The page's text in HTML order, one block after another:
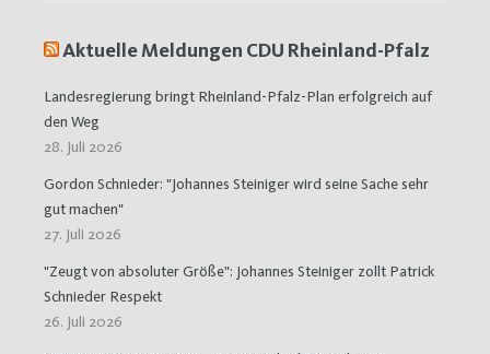
Aktuelle Meldungen CDU Rheinland-Pfalz
Landesregierung bringt Rheinland-Pfalz-Plan erfolgreich auf
den Weg
28. Juli 2026
Gordon Schnieder: "Johannes Steiniger wird seine Sache sehr
gut machen"
27. Juli 2026
"Zeugt von absoluter Größe": Johannes Steiniger zollt Patrick
Schnieder Respekt
26. Juli 2026